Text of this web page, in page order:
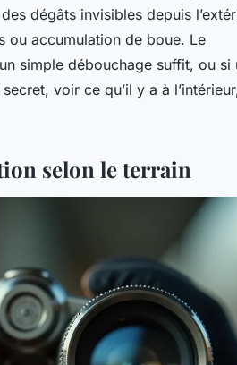
dégâts invisibles depuis
ou accumulation de boue. Le
simple débouchage suffit, ou si
voir ce qu’il y a à
selon le terrain